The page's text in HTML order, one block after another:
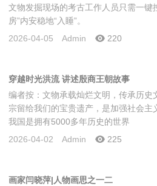
文物发掘现场的考古工作人员只需一键
房”内安稳地“入睡”。
2026-04-05
Admin 220
穿越时光洪流 讲述殷商王朝故事
编者按：文物承载灿烂文明，传承历史
宗留给我们的宝贵遗产，是加强社会主
我国是拥有5000多年历史的世界
2026-04-02
Admin 225
画家闫晓萍|人物画思之一二